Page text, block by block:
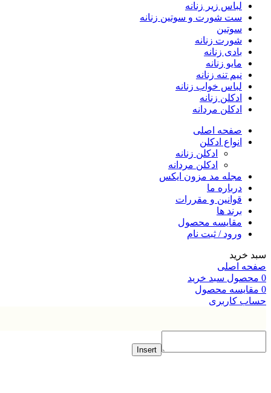
لباس زیر زنانه
ست شورت و سوتین زنانه
سوتین
شورت زنانه
بادی زنانه
مایو زنانه
نیم تنه زنانه
لباس خواب زنانه
ادکلن زنانه
ادکلن مردانه
صفحه اصلی
انواع ادکلن
ادکلن زنانه
ادکلن مردانه
مجله مد مزون ایکس
درباره ما
قوانین و مقررات
برند ها
مقایسه محصول
ورود / ثبت نام
اصلی
سبد خرید
محصول
کاربری
Insert